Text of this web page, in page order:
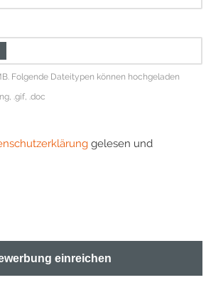
Folgende Dateitypen können hochgeladen
.gif, .doc
gelesen und
einreichen